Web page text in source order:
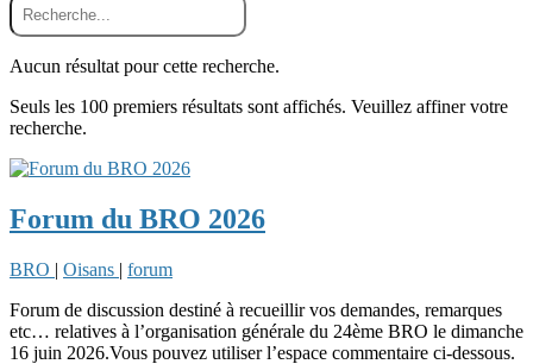
Aucun résultat pour cette recherche.
Seuls les 100 premiers résultats sont affichés. Veuillez affiner votre
recherche.
Forum du BRO 2026
BRO | Oisans | forum
Forum de discussion destiné à recueillir vos demandes, remarques
etc… relatives à l’organisation générale du 24ème BRO le dimanche
16 juin 2026.Vous pouvez utiliser l’espace commentaire ci-dessous.